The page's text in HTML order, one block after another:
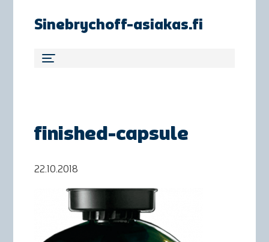
Sinebrychoff-asiakas.fi
finished-capsule
22.10.2018